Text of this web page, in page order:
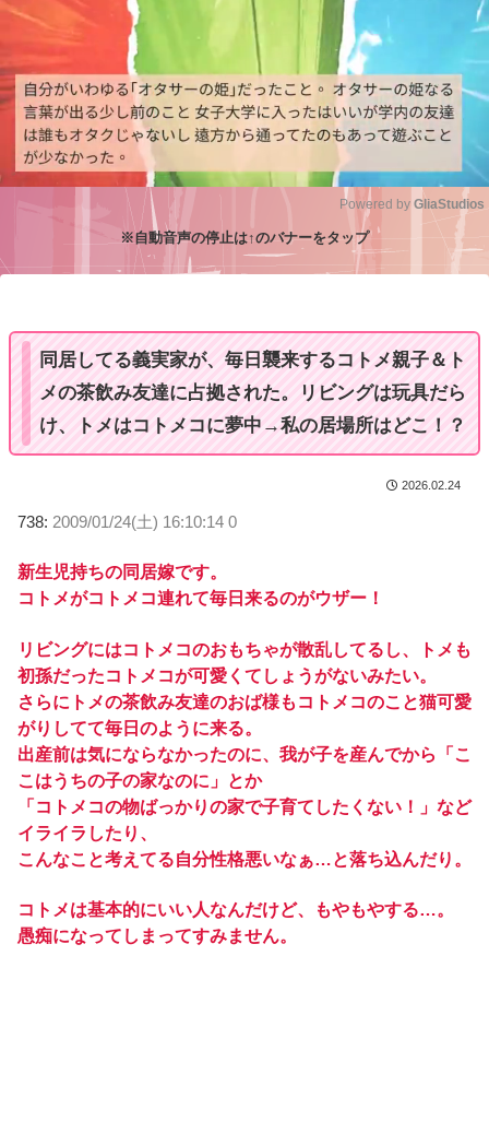
Powered by GliaStudios
※自動音声の停止は↑のバナーをタップ
同居してる義実家が、毎日襲来するコトメ親子＆ト
メの茶飲み友達に占拠された。リビングは玩具だら
け、トメはコトメコに夢中→私の居場所はどこ！？
2026.02.24
738: 2009/01/24(土) 16:10:14 0
新生児持ちの同居嫁です。
コトメがコトメコ連れて毎日来るのがウザー！
リビングにはコトメコのおもちゃが散乱してるし、トメも
初孫だったコトメコが可愛くてしょうがないみたい。
さらにトメの茶飲み友達のおば様もコトメコのこと猫可愛
がりしてて毎日のように来る。
出産前は気にならなかったのに、我が子を産んでから「こ
こはうちの子の家なのに」とか
「コトメコの物ばっかりの家で子育てしたくない！」など
イライラしたり、
こんなこと考えてる自分性格悪いなぁ…と落ち込んだり。
コトメは基本的にいい人なんだけど、もやもやする…。
愚痴になってしまってすみません。